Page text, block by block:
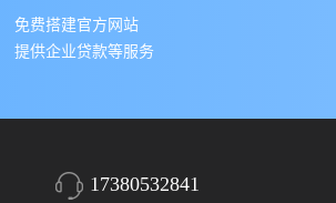
免费搭建官方网站
提供企业贷款等服务
17380532841